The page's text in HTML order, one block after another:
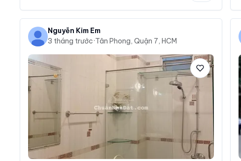
Nguyễn Kim Em
3 tháng trước·Tân Phong, Quận 7, HCM